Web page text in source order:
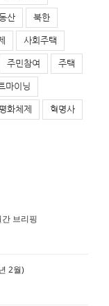
산 북한
사회주택
주민참여 주택
마이닝
화체제 혁명사
간 브리핑
2월)